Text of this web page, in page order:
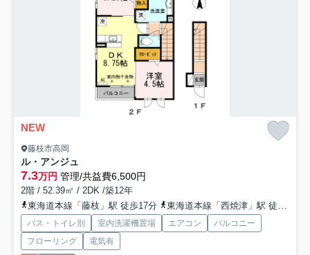
NEW
藤枝市高岡
ル・アンジュ
7.3万円 管理/共益費6,500円
2階 / 52.39㎡ / 2DK /築12年
東海道本線「藤枝」駅 徒歩17分
東海道本線「西焼津」駅 徒歩57分
バス・トイレ別 室内洗濯機置場 エアコン
バルコニー
フローリング
電気有